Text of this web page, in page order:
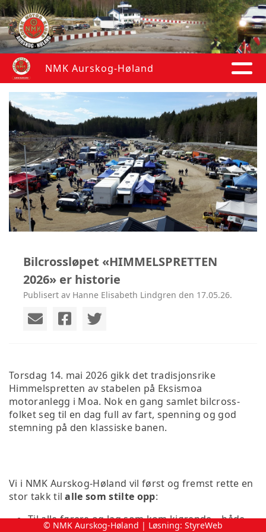
NMK Aurskog-Høland
Bilcrossløpet «HIMMELSPRETTEN
2026» er historie
Publisert av Hanne Elisabeth Lindgren den 17.05.26.
Torsdag 14. mai 2026 gikk det tradisjonsrike
Himmelspretten av stabelen på Eksismoa
motoranlegg i Moa. Nok en gang samlet bilcross-
folket seg til en dag full av fart, spenning og god
stemning på den klassiske banen.
Vi i NMK Aurskog-Høland vil først og fremst rette en
stor takk tilalle som stilte opp:
Til alle førere og lag som kom kjørende – både
© NMK Aurskog-Høland | Løsning: StyreWeb